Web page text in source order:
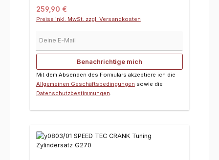
Regulärer Preis:
259,90 €
Preise inkl. MwSt. zzgl. Versandkosten
Benachrichtige mich
Mit dem Absenden des Formulars akzeptiere ich die
Allgemeinen Geschäftsbedingungen sowie die
Datenschutzbestimmungen.